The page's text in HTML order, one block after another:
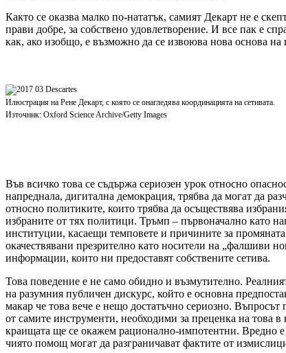
Както се оказва малко по-нататък, самият Декарт не е
прави добре, за собствено удовлетворение. И все пак е
как, ако изобщо, е възможно да се извоюва нова основа
Илюстрация на Рене Декарт, с която се онагледява координацията на сетивата.
Източник: Oxford Science Archive/Getty Images
Във всичко това се съдържа сериозен урок относно
напреднала, дигитална демокрация, трябва да могат да
относно политиките, които трябва да осъществява
избраните от тях политици. Тръмп – първоначално като
институции, касаещи темповете и причините за
окачествявани презрително като носители на „фалшиви
информации, които ни предоставят собствените сетива.
Това поведение е не само обидно и възмутително.
на разумния публичен дискурс, който е основна
макар че това вече е нещо достатъчно сериозно.
от самите инструменти, необходими за преценка на това
краищата ще се окажем рационално-импотентни. Вредно
чиято помощ могат да разграничават фактите от